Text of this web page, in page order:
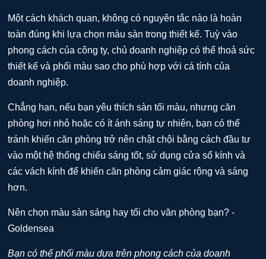
Một cách khách quan, không có nguyên tắc nào là hoàn
toàn đúng khi lựa chọn màu sàn trong thiết kế. Tuỳ vào
phong cách của công ty, chủ doanh nghiệp có thể thoả sức
thiết kế và phối màu sao cho phù hợp với cá tính của
doanh nghiệp.
Chẳng hạn, nếu bạn yêu thích sàn tối màu, nhưng căn
phòng hơi nhỏ hoặc có ít ánh sáng tự nhiên, bạn có thể
tránh khiến căn phòng trở nên chật chội bằng cách đầu tư
vào một hệ thống chiếu sáng tốt, sử dụng cửa sổ kính và
các vách kính để khiến căn phòng cảm giác rộng và sáng
hơn.
Bạn có thể phối màu dựa trên phong cách của doanh